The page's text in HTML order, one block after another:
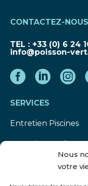
Nous
votre
CONTACTEZ-NOUS
TEL : +33 (0) 6 24
info@poisson-
SERVICES
Entretien Piscines
Entretien Jardins
Autres Prestations